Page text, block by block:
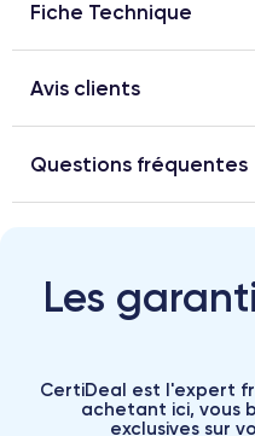
Fiche Technique
Avis clients
Questions fréquentes
Les
CertiDeal est l'expert
achetant ici, vous
exclusives sur